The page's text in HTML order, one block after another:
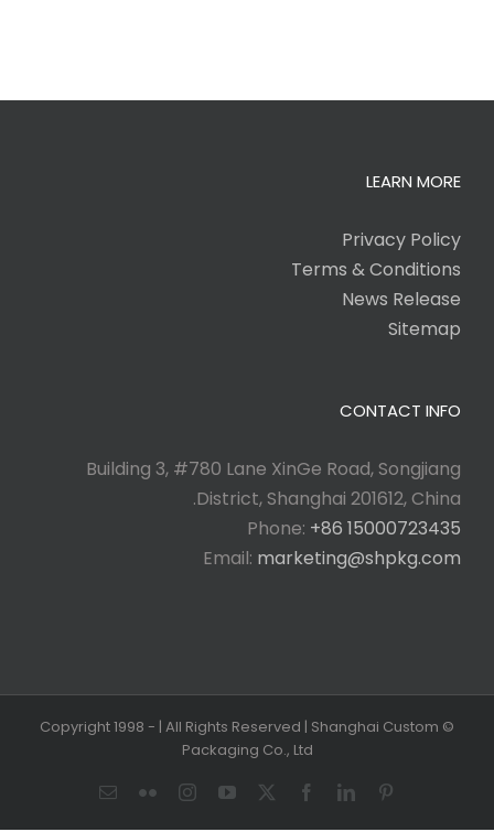
LEARN MORE
Privacy Policy
Terms & Conditions
News Release
Sitemap
CONTACT INFO
Building 3, #780 Lane XinGe Road, Songjiang
District, Shanghai 201612, China.
Phone: +86 15000723435
Email: marketing@shpkg.com
© Copyright 1998 -
| All Rights Reserved | Shanghai Custom
Packaging Co., Ltd
Pinterest
LinkedIn
Facebook
YouTube
Instagram
Flickr
Email